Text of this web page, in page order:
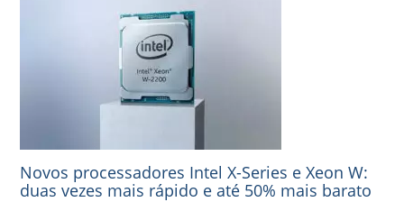
Novos processadores Intel X-Series e Xeon W:
duas vezes mais rápido e até 50% mais barato